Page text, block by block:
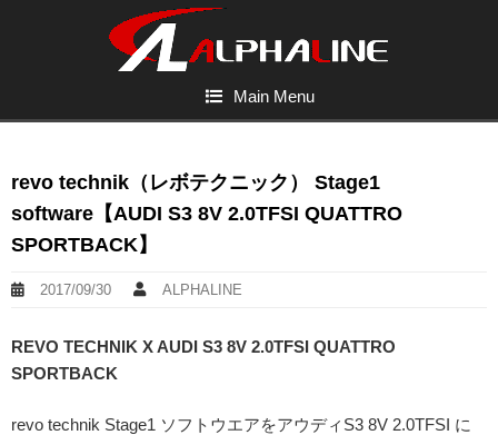
Main Menu
revo technik（レボテクニック） Stage1
software【AUDI S3 8V 2.0TFSI QUATTRO
SPORTBACK】
2017/09/30 ALPHALINE
REVO TECHNIK X AUDI S3 8V 2.0TFSI QUATTRO
SPORTBACK
revo technik Stage1 ソフトウエアをアウディS3 8V 2.0TFSI に